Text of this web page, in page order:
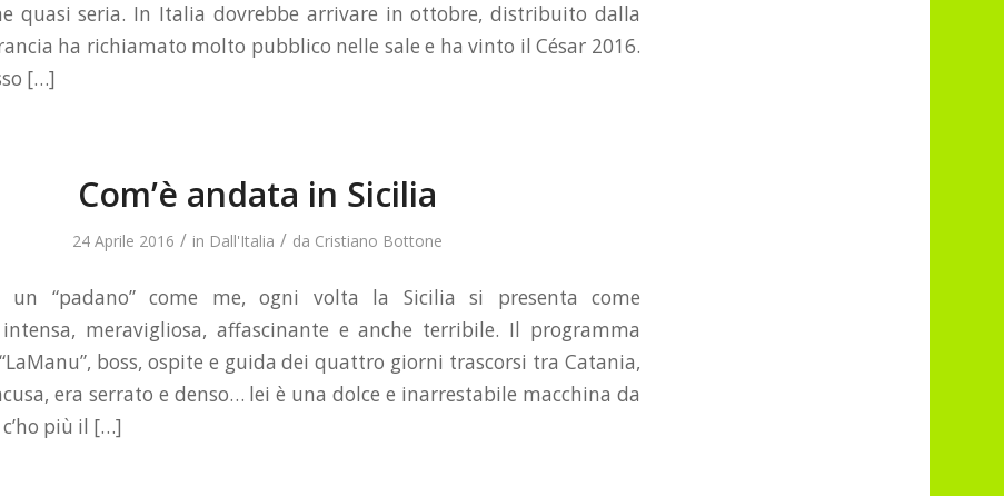
quasi seria. In Italia dovrebbe arrivare in ottobre, distribuito dalla
ha richiamato molto pubblico nelle sale e ha vinto il César 2016.
[…]
Com’è andata in Sicilia
24 Aprile 2016 / in Dall'Italia / da Cristiano Bottone
“padano” come me, ogni volta la Sicilia si presenta come
intensa, meravigliosa, affascinante e anche terribile. Il programma
boss, ospite e guida dei quattro giorni trascorsi tra Catania,
era serrato e denso… lei è una dolce e inarrestabile macchina da
più il […]